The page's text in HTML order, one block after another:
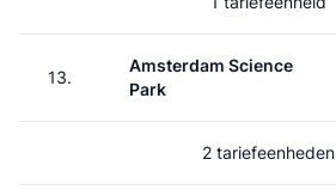
13.
Amsterdam Science
Park
2 tariefeenheden